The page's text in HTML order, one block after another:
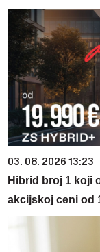
03. 08. 2026 13:23
Hibrid broj 1 koji
akcijskoj ceni od